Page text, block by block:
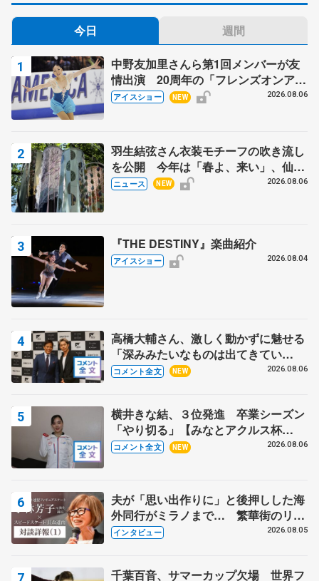
今日 週間
中野友加里さんら第1回メンバーが友
情出演 20周年の「フレンズオンアイ
ス」 宮本賢二さん、有川梨絵さん、
アイスショー NEW 2026.08.06
羽生結弦さん衣装モチーフの吹き流し
を公開 今年は「春よ、来い」、仙台
の瑞鳳殿
ニュース NEW 2026.08.06
『THE DESTINY』楽曲紹介
アイスショー 2026.08.04
高橋大輔さん、激しく動かずに魅せる
「深みみたいなものは出てきてい
る？」 〝兄さん〟と慕うレジェンド
コメント全文 NEW 2026.08.06
横井きな結、３位発進 卒業シーズン
「やり切る」【みなとアクルス杯
SP】
コメント全文 NEW 2026.08.06
夫が「思い出作りに」と後押しした海
外同行がミラノまで… 繁華街のリン
クでは不良のお兄さんも味方に 小林
インタビュー 2026.08.05
千葉百音、サマーカップ欠場 世界フ